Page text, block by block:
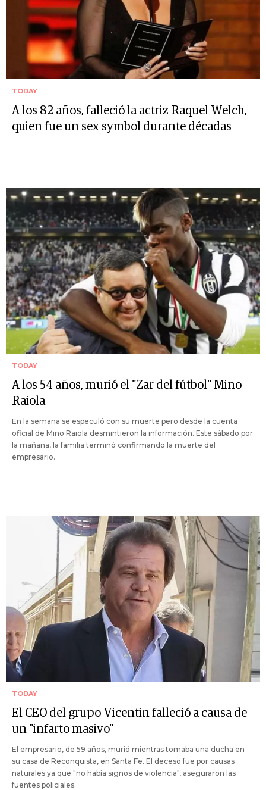
TODAY
A los 82 años, falleció la actriz Raquel Welch,
quien fue un sex symbol durante décadas
TODAY
A los 54 años, murió el "Zar del fútbol" Mino
Raiola
En la semana se especuló con su muerte pero desde la cuenta
oficial de Mino Raiola desmintieron la información. Este sábado por
la mañana, la familia terminó confirmando la muerte del
empresario.
TODAY
El CEO del grupo Vicentin falleció a causa de
un "infarto masivo"
El empresario, de 59 años, murió mientras tomaba una ducha en
su casa de Reconquista, en Santa Fe. El deceso fue por causas
naturales ya que "no había signos de violencia", aseguraron las
fuentes policiales.